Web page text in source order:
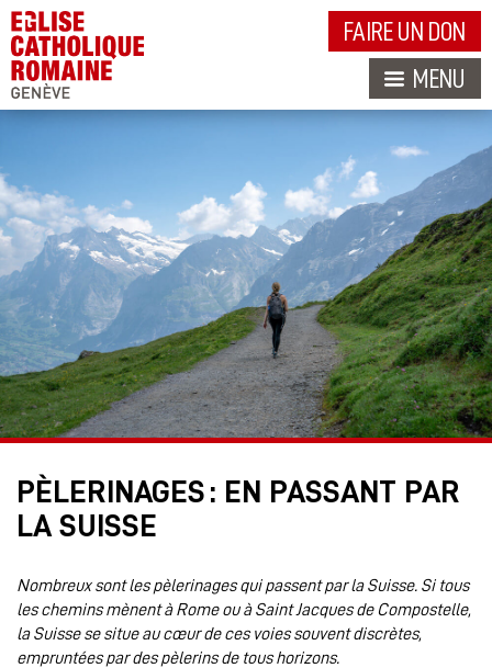
FAIRE UN DON
MENU
PÈLERINAGES : EN PASSANT PAR
LA SUISSE
Nombreux sont les pèlerinages qui passent par la Suisse. Si tous
les chemins mènent à Rome ou à Saint Jacques de Compostelle,
la Suisse se situe au cœur de ces voies souvent discrètes,
empruntées par des pèlerins de tous horizons.